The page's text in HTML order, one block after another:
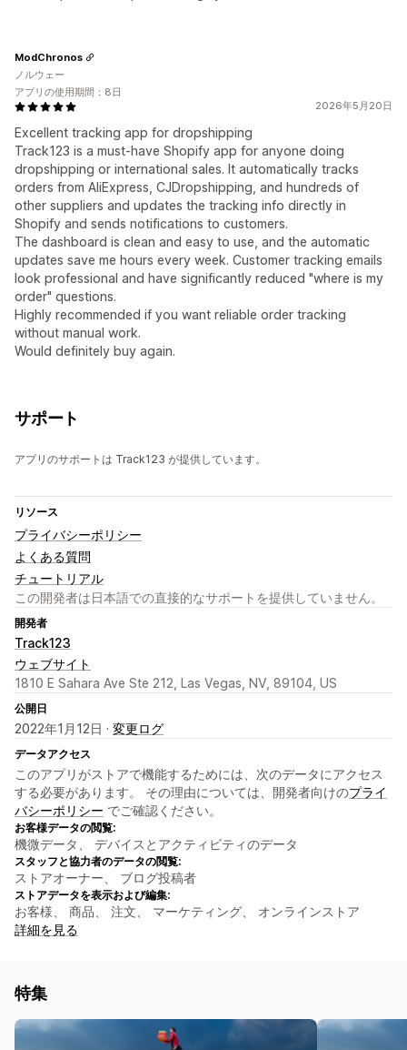
2026年5月20日
Excellent tracking app for dropshipping
Track123 is a must-have Shopify app for anyone doing
dropshipping or international sales. It automatically tracks
orders from AliExpress, CJDropshipping, and hundreds of
other suppliers and updates the tracking info directly in
Shopify and sends notifications to customers.
The dashboard is clean and easy to use, and the automatic
updates save me hours every week. Customer tracking emails
look professional and have significantly reduced "where is my
order" questions.
Highly recommended if you want reliable order tracking
without manual work.
Would definitely buy again.
ModChronos
ノルウェー
アプリの使用期間：8日
サポート
アプリのサポートは Track123 が提供しています。
リソース
プライバシーポリシー
よくある質問
チュートリアル
この開発者は日本語での直接的なサポートを提供していません。
開発者
Track123
ウェブサイト
1810 E Sahara Ave Ste 212, Las Vegas, NV, 89104, US
公開日
2022年1月12日 · 変更ログ
データアクセス
このアプリがストアで機能するためには、次のデータにアクセス
する必要があります。 その理由については、開発者向けのプライ
バシーポリシー でご確認ください。
お客様データの閲覧:
機微データ、 デバイスとアクティビティのデータ
スタッフと協力者のデータの閲覧:
ストアオーナー、 ブログ投稿者
ストアデータを表示および編集:
お客様、 商品、 注文、 マーケティング、 オンラインストア
詳細を見る
特集